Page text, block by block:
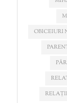
OBICEIURI